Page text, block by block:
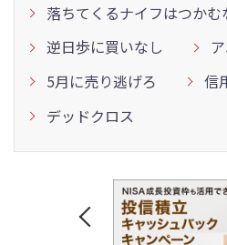
落ちてくるナイフはつかむ
逆日歩に買いなし
5月に売り逃げろ
信
デッドクロス